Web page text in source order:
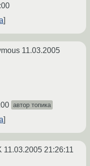
11.03.2005
автор топика
11.03.2005 21:26:11